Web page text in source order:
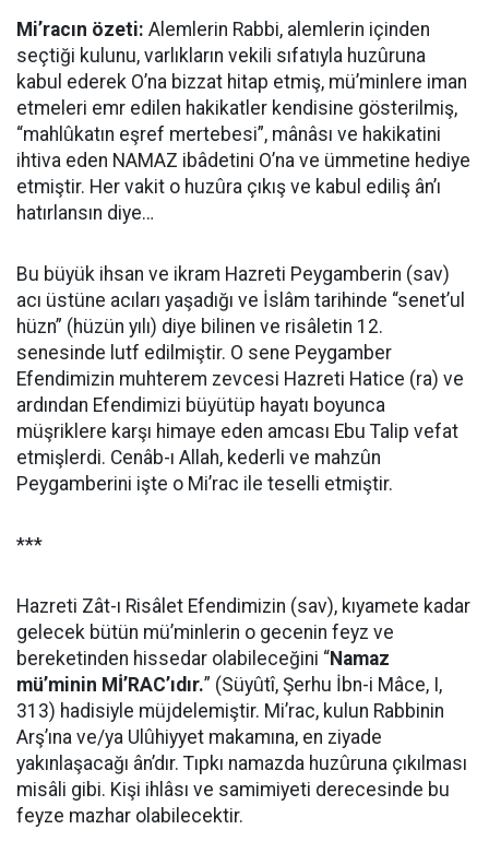
Mi’racın özeti: Alemlerin Rabbi, alemlerin içinden
seçtiği kulunu, varlıkların vekili sıfatıyla huzûruna
kabul ederek O’na bizzat hitap etmiş, mü’minlere iman
etmeleri emr edilen hakikatler kendisine gösterilmiş,
“mahlûkatın eşref mertebesi”, mânâsı ve hakikatini
ihtiva eden NAMAZ ibâdetini O’na ve ümmetine hediye
etmiştir. Her vakit o huzûra çıkış ve kabul ediliş ân’ı
hatırlansın diye…
Bu büyük ihsan ve ikram Hazreti Peygamberin (sav)
acı üstüne acıları yaşadığı ve İslâm tarihinde “senet’ul
hüzn” (hüzün yılı) diye bilinen ve risâletin 12.
senesinde lutf edilmiştir. O sene Peygamber
Efendimizin muhterem zevcesi Hazreti Hatice (ra) ve
ardından Efendimizi büyütüp hayatı boyunca
müşriklere karşı himaye eden amcası Ebu Talip vefat
etmişlerdi. Cenâb-ı Allah, kederli ve mahzûn
Peygamberini işte o Mi’rac ile teselli etmiştir.
***
Hazreti Zât-ı Risâlet Efendimizin (sav), kıyamete kadar
gelecek bütün mü’minlerin o gecenin feyz ve
bereketinden hissedar olabileceğini “Namaz
mü’minin Mİ’RAC’ıdır.” (Süyûtî, Şerhu İbn-i Mâce, I,
313) hadisiyle müjdelemiştir. Mi’rac, kulun Rabbinin
Arş’ına ve/ya Ulûhiyyet makamına, en ziyade
yakınlaşacağı ân’dır. Tıpkı namazda huzûruna çıkılması
misâli gibi. Kişi ihlâsı ve samimiyeti derecesinde bu
feyze mazhar olabilecektir.